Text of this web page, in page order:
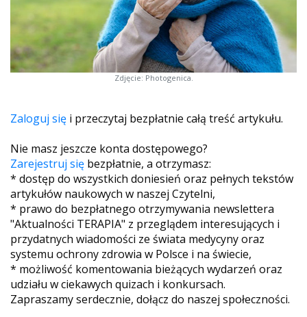
Zdjęcie: Photogenica.
Zaloguj się i przeczytaj bezpłatnie całą treść artykułu.
Nie masz jeszcze konta dostępowego?
Zarejestruj się bezpłatnie, a otrzymasz:
* dostęp do wszystkich doniesień oraz pełnych tekstów
artykułów naukowych w naszej Czytelni,
* prawo do bezpłatnego otrzymywania newslettera
"Aktualności TERAPIA" z przeglądem interesujących i
przydatnych wiadomości ze świata medycyny oraz
systemu ochrony zdrowia w Polsce i na świecie,
* możliwość komentowania bieżących wydarzeń oraz
udziału w ciekawych quizach i konkursach.
Zapraszamy serdecznie, dołącz do naszej społeczności.